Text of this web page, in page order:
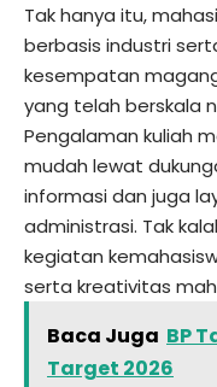
Tak hanya itu,
berbasis industri
kesempatan
yang telah berskala
Pengalaman kuliah
mudah lewat
informasi dan juga
administrasi. Tak
kegiatan
serta kreativitas
Baca Juga BP
Target 2026